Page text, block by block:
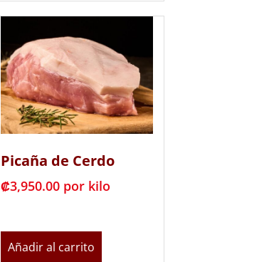
Picaña de Cerdo
₡3,950.00 por kilo
Añadir al carrito